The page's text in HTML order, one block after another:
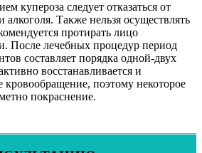
купероза следует отказаться от
Также нельзя осуществлять
протирать лицо
После лечебных процедур период
составляет порядка одной-двух
восстанавливается и
кровообращение, поэтому некоторое
покраснение.